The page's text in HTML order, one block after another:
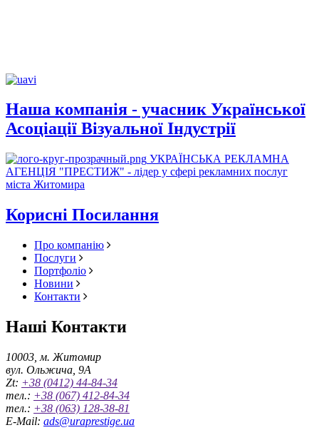
Наша компанія - учасник Української
Асоціації Візуальної Індустрії
УКРАЇНСЬКА РЕКЛАМНА
АГЕНЦІЯ "ПРЕСТИЖ" - лідер у сфері рекламних послуг
міста Житомира
Корисні Посилання
Про компанію
Послуги
Портфоліо
Новини
Контакти
Наші Контакти
10003, м. Житомир
вул. Ольжича, 9А
Zt: +38 (0412) 44-84-34
тел.: +38 (067) 412-84-34
тел.: +38 (063) 128-38-81
E-Mail: ads@uraprestige.ua